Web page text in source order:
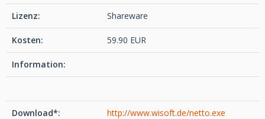
Lizenz: Shareware
Kosten: 59.90 EUR
Information:
Download*: http://www.wisoft.de/netto.exe